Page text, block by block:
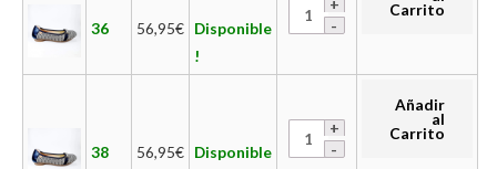
36 56,95€ Disponible
!
Carrito
38 56,95€ Disponible
Añadir
al
Carrito